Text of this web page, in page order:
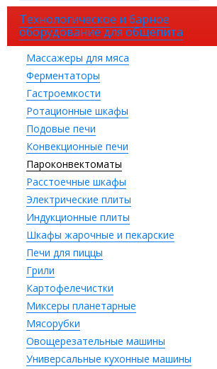
Технологическое и барное
оборудование для общепита
Массажеры для мяса
Ферментаторы
Гастроемкости
Ротационные шкафы
Подовые печи
Конвекционные печи
Пароконвектоматы
Расстоечные шкафы
Электрические плиты
Индукционные плиты
Шкафы жарочные и пекарские
Печи для пиццы
Грили
Картофелечистки
Миксеры планетарные
Мясорубки
Овощерезательные машины
Универсальные кухонные машины